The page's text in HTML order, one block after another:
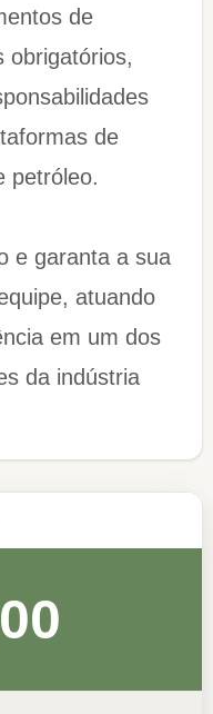
de
obrigatórios,
de
petróleo.
e garanta a sua
atuando
em um dos
da indústria